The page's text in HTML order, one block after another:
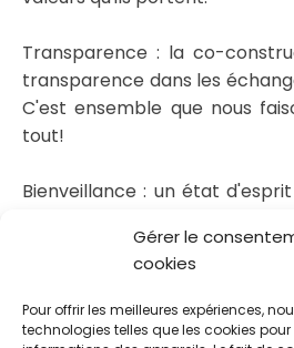
Gérer le
cookies
Pour offrir les meilleures expériences,
technologies telles que les cookies
Transparence : la co-
transparence dans les
C'est ensemble que nous
tout!
Bienveillance : un état
parole et créant les